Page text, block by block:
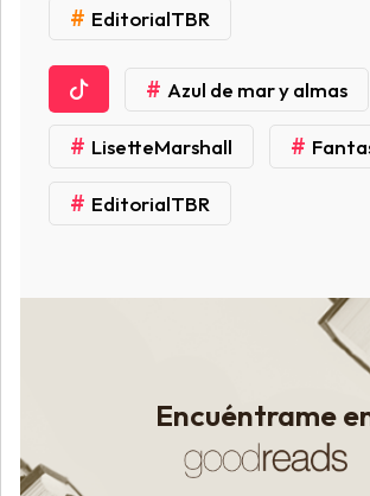
# EditorialTBR
# Azul de mar y almas
# LisetteMarshall #
# EditorialTBR
Encuéntrame